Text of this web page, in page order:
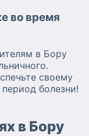
во время
в Бору
своему
болезни!
в Бору